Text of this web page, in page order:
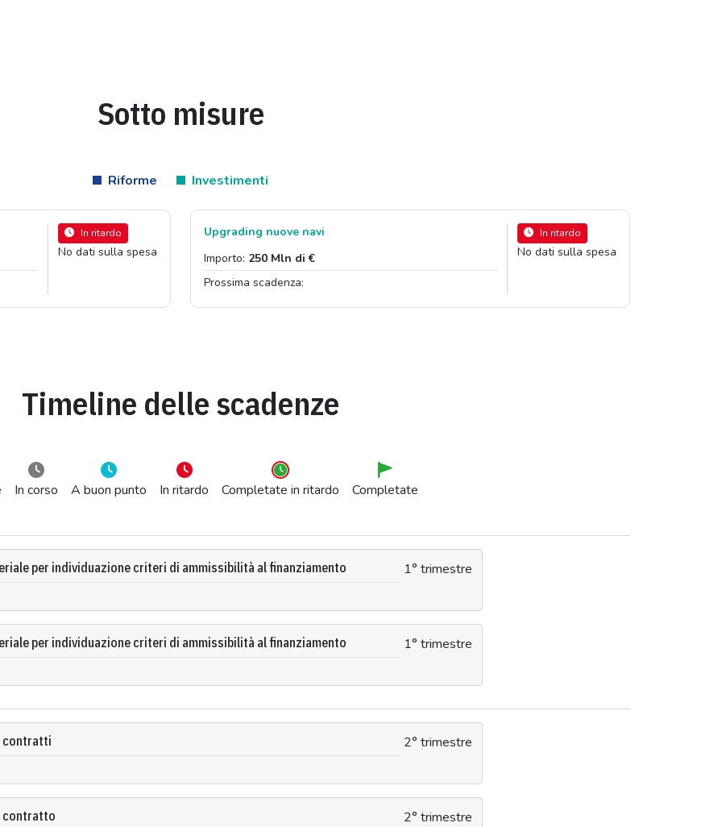
Sotto misure
Riforme Investimenti
In ritardo
No dati sulla spesa
Upgrading nuove navi
Importo: 250 Mln di €
Prossima scadenza:
In ritardo
No dati sulla spesa
Timeline delle scadenze
In corso A buon punto In ritardo Completate in ritardo Completate
per individuazione criteri di ammissibilità al finanziamento 1° trimestre
per individuazione criteri di ammissibilità al finanziamento 1° trimestre
contratti 2° trimestre
contratto 2° trimestre